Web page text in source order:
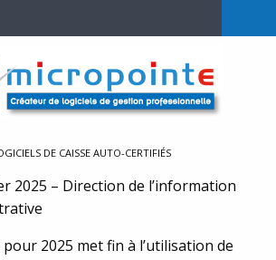
DE CAISSE AUTO-CERTIFIÉS
2025 – Direction de l’information
2025 met fin à l’utilisation de